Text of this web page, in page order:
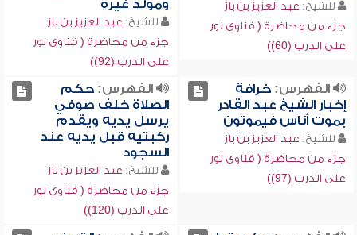
للشيخ: عبد العزيز بن باز
جزء من محاضرة ( فتاوى نور
على الدرب (60))
ومولد غيره
للشيخ: عبد العزيز بن باز
جزء من محاضرة ( فتاوى نور
على الدرب (92))
الفهرس:خرافة
إخبار الشيخ عبد القادر
بموت أناس فيموتون
للشيخ: عبد العزيز بن باز
جزء من محاضرة ( فتاوى نور
على الدرب (97))
الفهرس:حكم
الصلاة خلف صوفي
يرسل يديه ويقدم
ركبتيه قبل يديه عند
السجود
للشيخ: عبد العزيز بن باز
جزء من محاضرة ( فتاوى نور
على الدرب (120))